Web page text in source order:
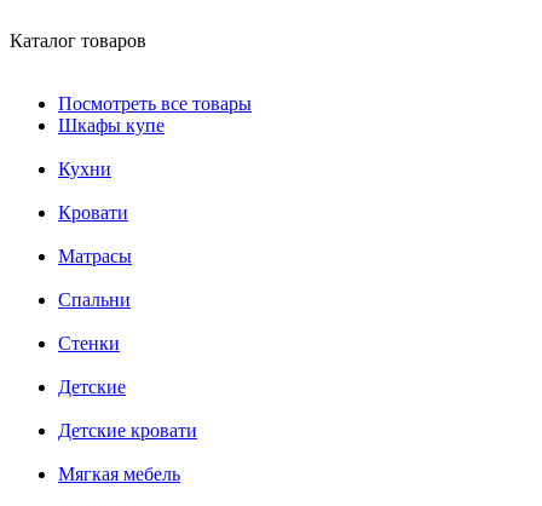
Каталог товаров
Посмотреть все товары
Шкафы купе
Кухни
Кровати
Матрасы
Cпальни
Стенки
Детские
Детские кровати
Мягкая мебель